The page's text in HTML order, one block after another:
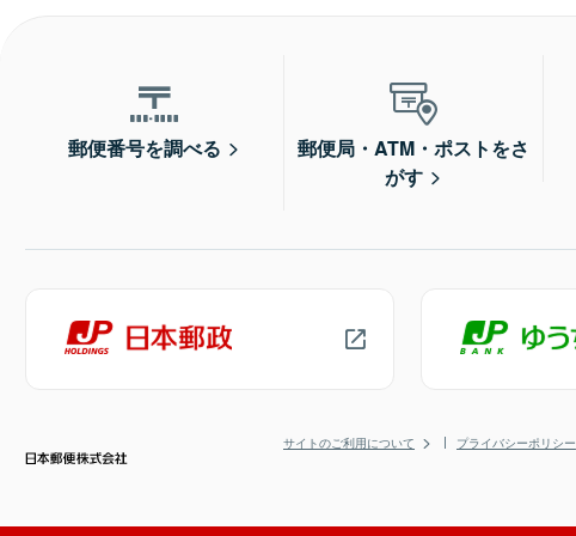
郵便番号を調べる
郵便局・ATM・ポストをさ
がす
サイトのご利用について プライバシーポリシー